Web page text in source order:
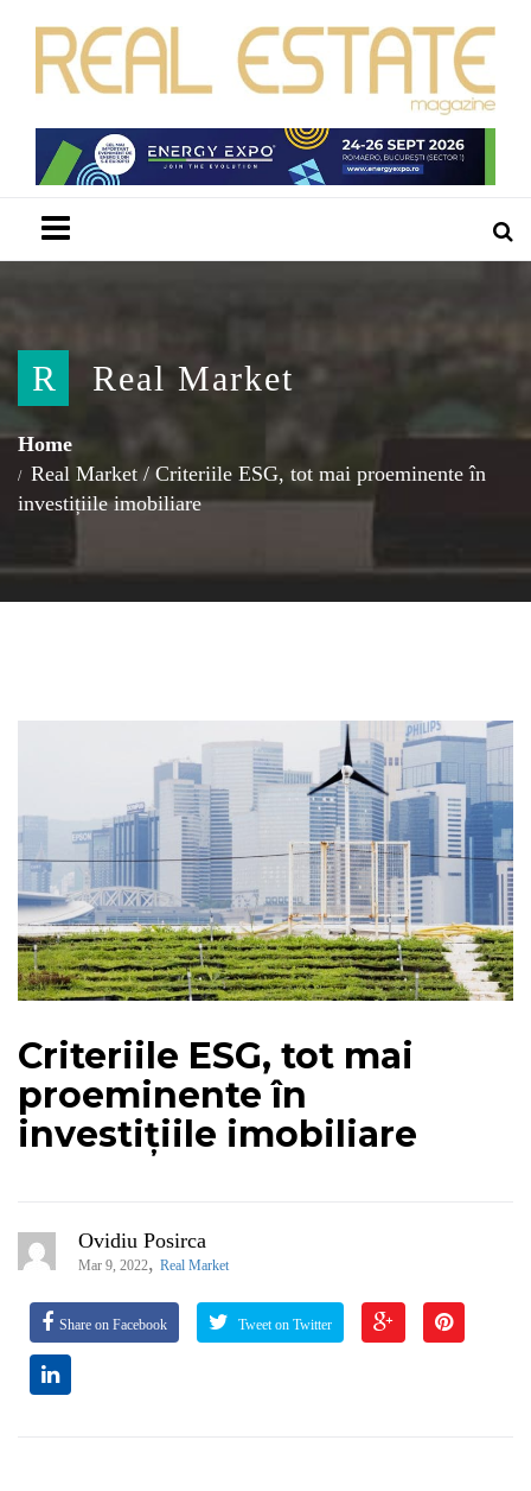
R Real Market
Home
Real Market / Criteriile ESG, tot mai proeminente în
investițiile imobiliare
Criteriile ESG, tot mai
proeminente în
investițiile imobiliare
Ovidiu Posirca
Mar 9, 2022, Real Market
Share on Facebook Tweet on Twitter